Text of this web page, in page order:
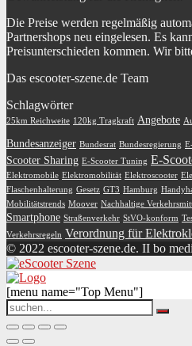
Die Preise werden regelmäßig
Partnershops neu eingelesen. Es
Preisunterschieden kommen. Wir
Das escooter-szene.de Team
Schlagwörter
25km Reichweite 120kg Tragkraft Angebote
Bundesanzeiger Bundesrat Bundesregierung
Scooter Sharing E-Scooter Tuning E-
Elektromobile Elektromobilität Elektroscooter
Flaschenhalterung Gesetz GT3 Hamburg
Mobilitätstrends Moover Nachhaltige
Smartphone Straßenverkehr StVO-konform
Verkehrsregeln Verordnung für
© 2022 escooter-szene.de. II bo
[menu name="Top Menu"]